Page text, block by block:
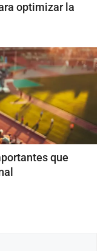
optimizar la
que